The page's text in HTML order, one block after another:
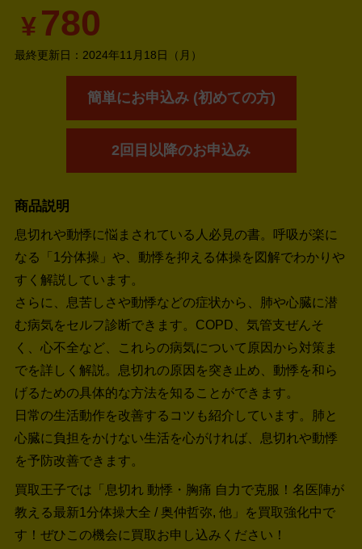
¥780
最終更新日： 2024年11月18日（月）
簡単にお申込み (初めての方)
2回目以降のお申込み
商品説明
息切れや動悸に悩まされている人必見の書。呼吸が楽に
なる「1分体操」や、動悸を抑える体操を図解でわかりや
すく解説しています。
さらに、息苦しさや動悸などの症状から、肺や心臓に潜
む病気をセルフ診断できます。COPD、気管支ぜんそ
く、心不全など、これらの病気について原因から対策ま
でを詳しく解説。息切れの原因を突き止め、動悸を和ら
げるための具体的な方法を知ることができます。
日常の生活動作を改善するコツも紹介しています。肺と
心臓に負担をかけない生活を心がければ、息切れや動悸
を予防改善できます。
買取王子では「息切れ 動悸・胸痛 自力で克服！名医陣が
教える最新1分体操大全 / 奥仲哲弥, 他」を買取強化中で
す！ ぜひこの機会に買取お申し込みください！